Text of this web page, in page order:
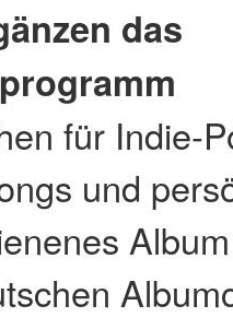
das
für Indie-
und